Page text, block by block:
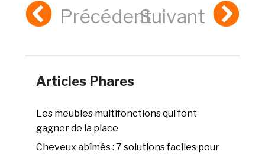
PrécédentSuivant
Articles Phares
Les meubles multifonctions qui font
gagner de la place
Cheveux abîmés : 7 solutions faciles pour